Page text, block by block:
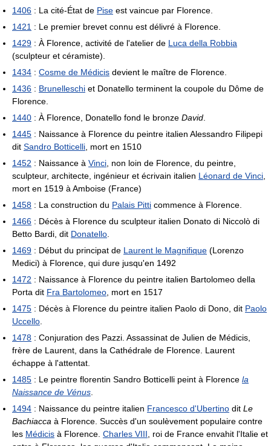
1406 : La cité-État de Pise est vaincue par Florence.
1421 : Le premier brevet connu est délivré à Florence.
1429 : À Florence, activité de l'atelier de Luca della Robbia
(sculpteur et céramiste).
1434 : Cosme de Médicis devient le maître de Florence.
1436 : Brunelleschi et Donatello terminent la coupole du Dôme de
Florence.
1440 : À Florence, Donatello fond le bronze David
1445 : Naissance à Florence du peintre italien Alessandro Filipepi
dit Sandro Botticelli , mort en 1510
1452 : Naissance à Vinci , non loin de Florence, du peintre,
sculpteur, architecte, ingénieur et écrivain italien Léonard de Vinci
mort en 1519 à Amboise (France)
1458 : La construction du Palais Pitti commence à Florence.
1466 : Décès à Florence du sculpteur italien Donato di Niccolò di
Betto Bardi, dit Donatello
1469 : Début du principat de Laurent le Magnifique (Lorenzo
Medici) à Florence, qui dure jusqu'en 1492
1472 : Naissance à Florence du peintre italien Bartolomeo della
Porta dit Fra Bartolomeo , mort en 1517
1475 : Décès à Florence du peintre italien Paolo di Dono, dit Paolo
Uccello
1478 : Conjuration des Pazzi. Assassinat de Julien de Médicis,
frère de Laurent, dans la Cathédrale de Florence. Laurent
échappe à l'attentat.
1485 : Le peintre florentin Sandro Botticelli peint à Florence la
Naissance de Vénus
1494 : Naissance du peintre italien Francesco d'Ubertino dit Le
Bachiacca à Florence. Succès d'un soulèvement populaire contre
les Médicis à Florence. Charles VIII , roi de France envahit l'Italie et